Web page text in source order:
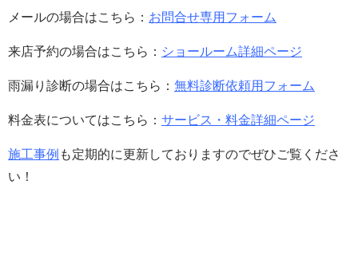
メールの場合はこちら： お問合せ専用フォーム
来店予約の場合はこちら： ショールーム詳細ページ
雨漏り診断の場合はこちら： 無料診断依頼用フォーム
料金表についてはこちら： サービス・料金詳細ページ
施工事例 も定期的に更新しておりますのでぜひご覧くださ
い！